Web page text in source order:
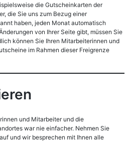
die Gutscheinkarten der
die Sie uns zum Bezug einer
haben, jeden Monat automatisch
von Ihrer Seite gibt, müssen Sie
können Sie Ihren Mitarbeiterinnen und
im Rahmen dieser Freigrenze
und Mitarbeiter und die
war nie einfacher. Nehmen Sie
und wir besprechen mit Ihnen alle